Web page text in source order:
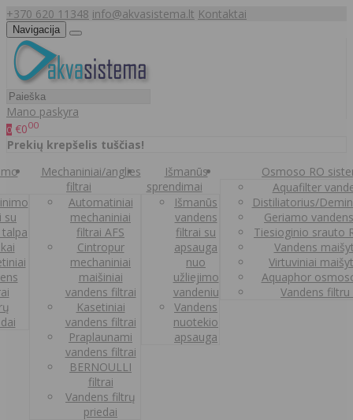
+370 620 11348 info@akvasistema.lt Kontaktai
Navigacija
Mano paskyra
0 €000
Prekių krepšelis tuščias!
su
Mechaniniai/anglies
filtrai
Automatiniai
mechaniniai
filtrai AFS
Cintropur
mechaniniai
maišiniai
vandens filtrai
Kasetiniai
vandens filtrai
Praplaunami
vandens filtrai
BERNOULLI
filtrai
Vandens filtrų
priedai
Išmanūs
sprendimai
Išmanūs
vandens
filtrai su
apsauga
nuo
užliejimo
vandeniu
Vandens
nuotekio
apsauga
Osmoso RO
Aquafilter
Distiliatorius/
Geriamo
Tiesioginio srauto
Vandens
Virtuviniai
Aquaphor
Vandens filtru